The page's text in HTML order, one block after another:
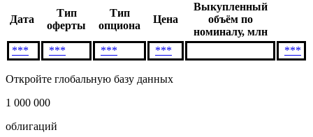
Дата
Тип
оферты
Тип
опциона
Цена
Выкупленный
объём по
номиналу, млн
***
*** *** *** ***
Откройте глобальную базу данных
1 000 000
облигаций